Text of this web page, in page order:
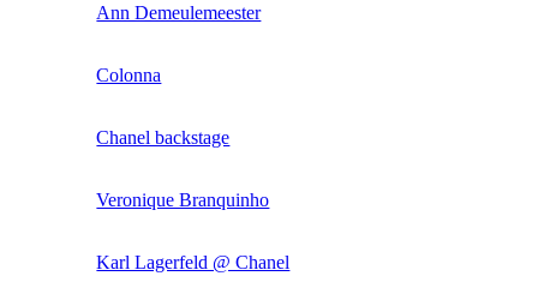
Ann Demeulemeester
Colonna
Chanel backstage
Veronique Branquinho
Karl Lagerfeld @ Chanel